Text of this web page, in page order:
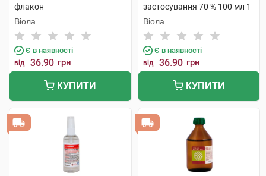
флакон
Віола
Є в наявності
від 36.90 грн
КУПИТИ
застосування 70 % 100 мл 1
флакон скляний
Віола
Є в наявності
від 36.90 грн
КУПИТИ